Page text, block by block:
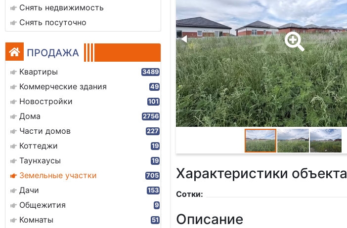
Снять недвижимость
Снять посуточно
ПРОДАЖА
Квартиры 3489
Коммерческие здания 49
Новостройки 101
Дома 2756
Части домов 227
Коттеджи 19
Таунхаусы 19
Земельные участки 705
Дачи 153
Общежития 9
Комнаты 51
Характеристики объекта
Сотки:
Описание